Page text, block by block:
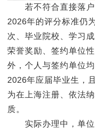
若不符合直接落户
2026年的评分标准仍
次、毕业院校、学习
荣誉奖励、签约单位
外，个人与签约单位
2026年应届毕业生，
为在上海注册、依法
质。
实际办理中，单位